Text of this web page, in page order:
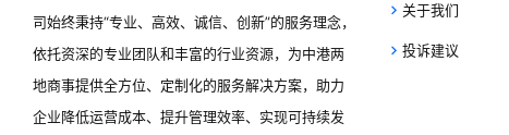
司始终秉持“专业、高效、诚信、创新”的服务理念，
依托资深的专业团队和丰富的行业资源，为中港两
地商事提供全方位、定制化的服务解决方案，助力
企业降低运营成本、提升管理效率、实现可持续发
关于我们
投诉建议